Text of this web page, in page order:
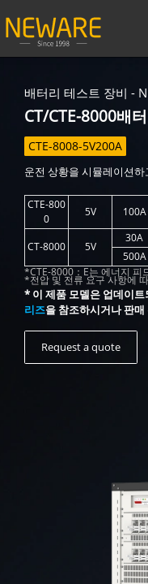
배터리 테스트 장비 -
CT/CTE-8000배
CTE-8008-5V200A
운전 상황을 시뮬레이션
CTE-800
0
5V 100A
CT-8000 5V
30A
500A
*CTE-8000：E는 에너지 피
*전압 및 전류 요구 사항에
* 이 제품 모델은 업데이
리즈을 참조하시거나 판
Request a quote